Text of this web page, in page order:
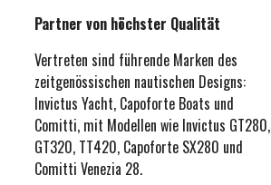
Partner von höchster Qualität
Vertreten sind führende Marken des
zeitgenössischen nautischen Designs:
Invictus Yacht, Capoforte Boats und
Comitti, mit Modellen wie Invictus GT280,
GT320, TT420, Capoforte SX280 und
Comitti Venezia 28.